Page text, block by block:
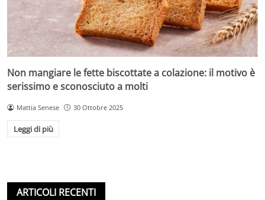
Non mangiare le fette biscottate a colazione: il motivo è
serissimo e sconosciuto a molti
Mattia Senese 30 Ottobre 2025
Leggi di più
ARTICOLI RECENTI